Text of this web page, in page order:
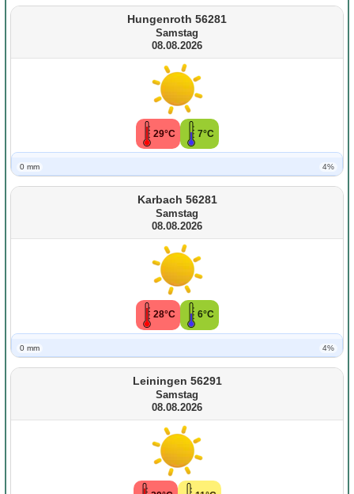
Hungenroth 56281
Samstag
08.08.2026
29°C 7°C
0 mm 4%
Karbach 56281
Samstag
08.08.2026
28°C 6°C
0 mm 4%
Leiningen 56291
Samstag
08.08.2026